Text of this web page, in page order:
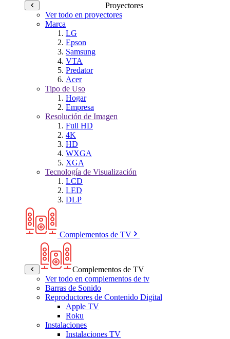
Proyectores
Ver todo en proyectores
Marca
LG
Epson
Samsung
VTA
Predator
Acer
Tipo de Uso
Hogar
Empresa
Resolución de Imagen
Full HD
4K
HD
WXGA
XGA
Tecnología de Visualización
LCD
LED
DLP
Complementos de TV
Complementos de TV
Ver todo en complementos de tv
Barras de Sonido
Reproductores de Contenido Digital
Apple TV
Roku
Instalaciones
Instalaciones TV